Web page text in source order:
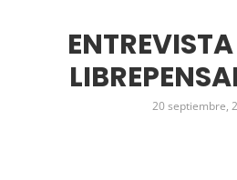
20 septiembre,